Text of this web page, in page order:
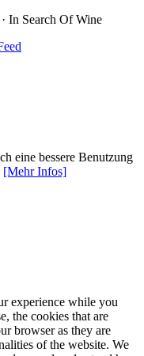
In Search Of Wine
eine bessere Benutzung
[Mehr Infos]
experience while you
the cookies that are
browser as they are
of the website. We